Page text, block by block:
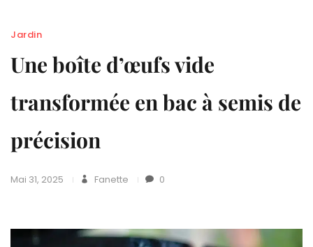
Jardin
Une boîte d’œufs vide
transformée en bac à semis de
précision
Mai 31, 2025 Fanette 0